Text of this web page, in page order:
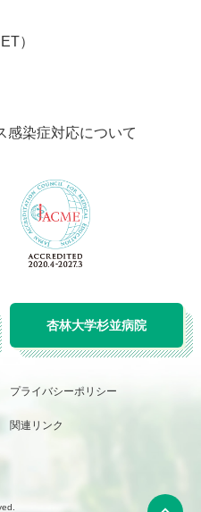
）
感染症対応について
杏林大学杉並病院
プライバシーポリシー
関連リンク